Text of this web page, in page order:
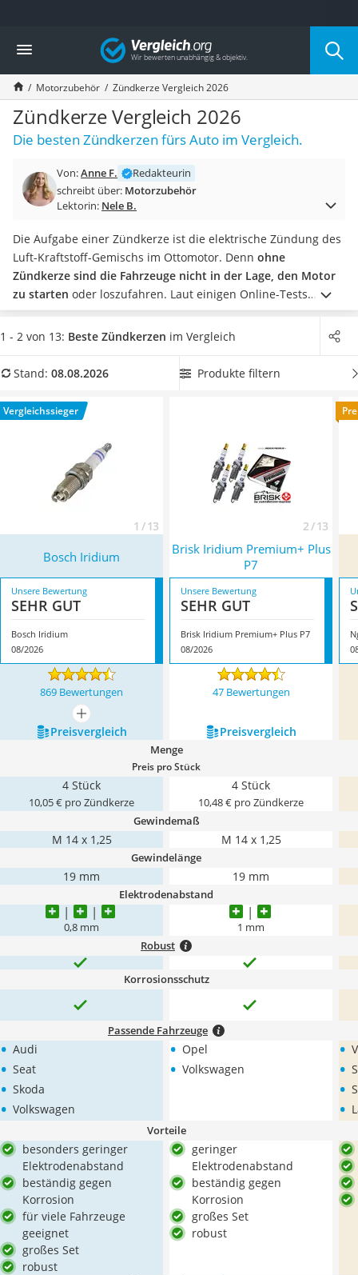
Die beliebtesten Vergleiche nach Kategorie
Auto & Motor
Fahrradträger-Anhängerkupplung (4 Fahrräder)
Fahrradträger
Fahrradträger (Anhängerkupplung)
Fahrradträger 3 Fahrräder
Benzinkanister (20 l)
Fahrradträger E-Bike
Benzinkanister
Wagenheber 3t
AGM-Batterie Wohnmobil
Thule-Fahrradträger
FM-Transmitter
Sommerreifen 205/55 R16
Autobatterie-Ladegerät
Alkoholtester
Wagenheber
Rostumwandler
Vergleich
Motorzubehör Zündkerze Vergleich 2026
Zündkerze Vergleich 2026
Die besten Zündkerzen fürs Auto im Vergleich.
Von:Anne F.
Redakteurin
schreibt über: Motorzubehör
Lektorin: Nele B.
Die Aufgabe einer Zündkerze ist die elektrische Zündung des
Luft-Kraftstoff-Gemischs im Ottomotor. Denn ohne
Zündkerze sind die Fahrzeuge nicht in der Lage, den Motor
zu starten oder loszufahren. Laut einigen Online-Tests
erfolgt die Zündung über eine Elektrode, welche durch
Hochspannung Funken in den Brennraum des Autos
erleichtert Ihnen das Einbauen einer Zündkerze. Wählen Sie
Korrosionsschutz, damit Sie von einer langlebigen
Zündkerzeprofitieren können. Überzeugt hat uns hier im
August 2026 besonders das Modell
Bosch Iridium
Eigenschaften.
1 - 2 von 13: Beste Zündkerzen im Vergleich
Stand: 08.08.2026 Produkte filtern
Vergleichssieger
1 / 13 2 / 13
Bosch Iridium
Brisk Iridium Premium+ Plus
P7
Unsere Bewertung
SEHR GUT
Bosch Iridium
08/2026
Unsere Bewertung
SEHR GUT
Brisk Iridium Premium+ Plus P7
08/2026
869 Bewertungen 47 Bewertungen
mehr anzeigen
Preis­vergleich
Preis­vergleich
Menge
Preis pro Stück
4 Stück
10,05 € pro Zündkerze
4 Stück
10,48 € pro Zündkerze
Gewindemaß
M 14 x 1,25 M 14 x 1,25
Gewindelänge
19 mm 19 mm
Elektrodenabstand
0,8 mm 1 mm
Robust
Korrosionsschutz
Passende Fahrzeuge
• Audi
• Seat
• Skoda
• Volkswagen
• Opel
• Volkswagen
•
•
•
•
Vorteile
besonders geringer
Elektrodenabstand
beständig gegen
Korrosion
für viele Fahrzeuge
geeignet
großes Set
robust
geringer
Elektrodenabstand
beständig gegen
Korrosion
großes Set
robust